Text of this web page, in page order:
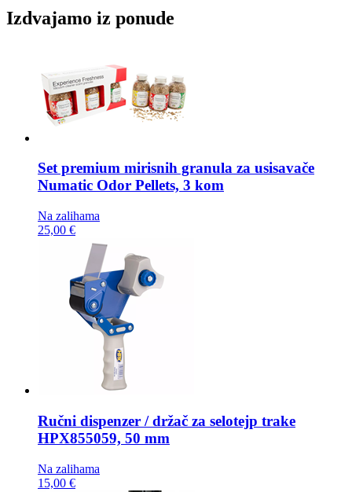
Izdvajamo iz ponude
Set premium mirisnih granula za usisavače
Numatic Odor Pellets, 3 kom
Na zalihama
25,00 €
Ručni dispenzer / držač za selotejp trake
HPX855059, 50 mm
Na zalihama
15,00 €